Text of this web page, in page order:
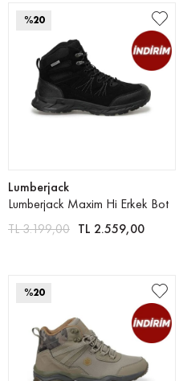
Lumberjack
Lumberjack Maxim Hi Erkek Bot
TL 2.559,00
TL 3.199,00
%20
%20